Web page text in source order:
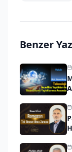
Benzer